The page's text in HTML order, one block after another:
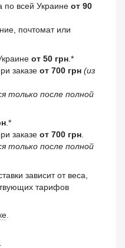
по всей Украине от 90
почтомат или
от 50 грн .*
заказе от 700 грн (из
только после полной
.*
заказе от 700 грн
только после полной
зависит от веса,
тарифов